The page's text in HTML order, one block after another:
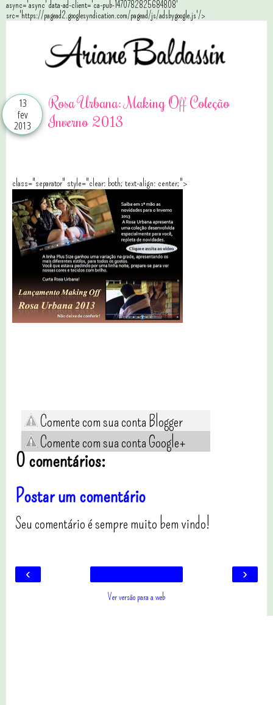
async='async' data-ad-client='ca-pub-1470782825684808'
src='https://pagead2.googlesyndication.com/pagead/js/adsbygoogle.js'/>
13
fev
2013
Rosa Urbana: Making Off Coleção
Inverno 2013
class="separator" style="clear: both; text-align: center;">
Comente com sua conta Blogger
Comente com sua conta Google+
0 comentários:
Postar um comentário
Seu comentário é sempre muito bem vindo!
‹ ›
Ver versão para a web